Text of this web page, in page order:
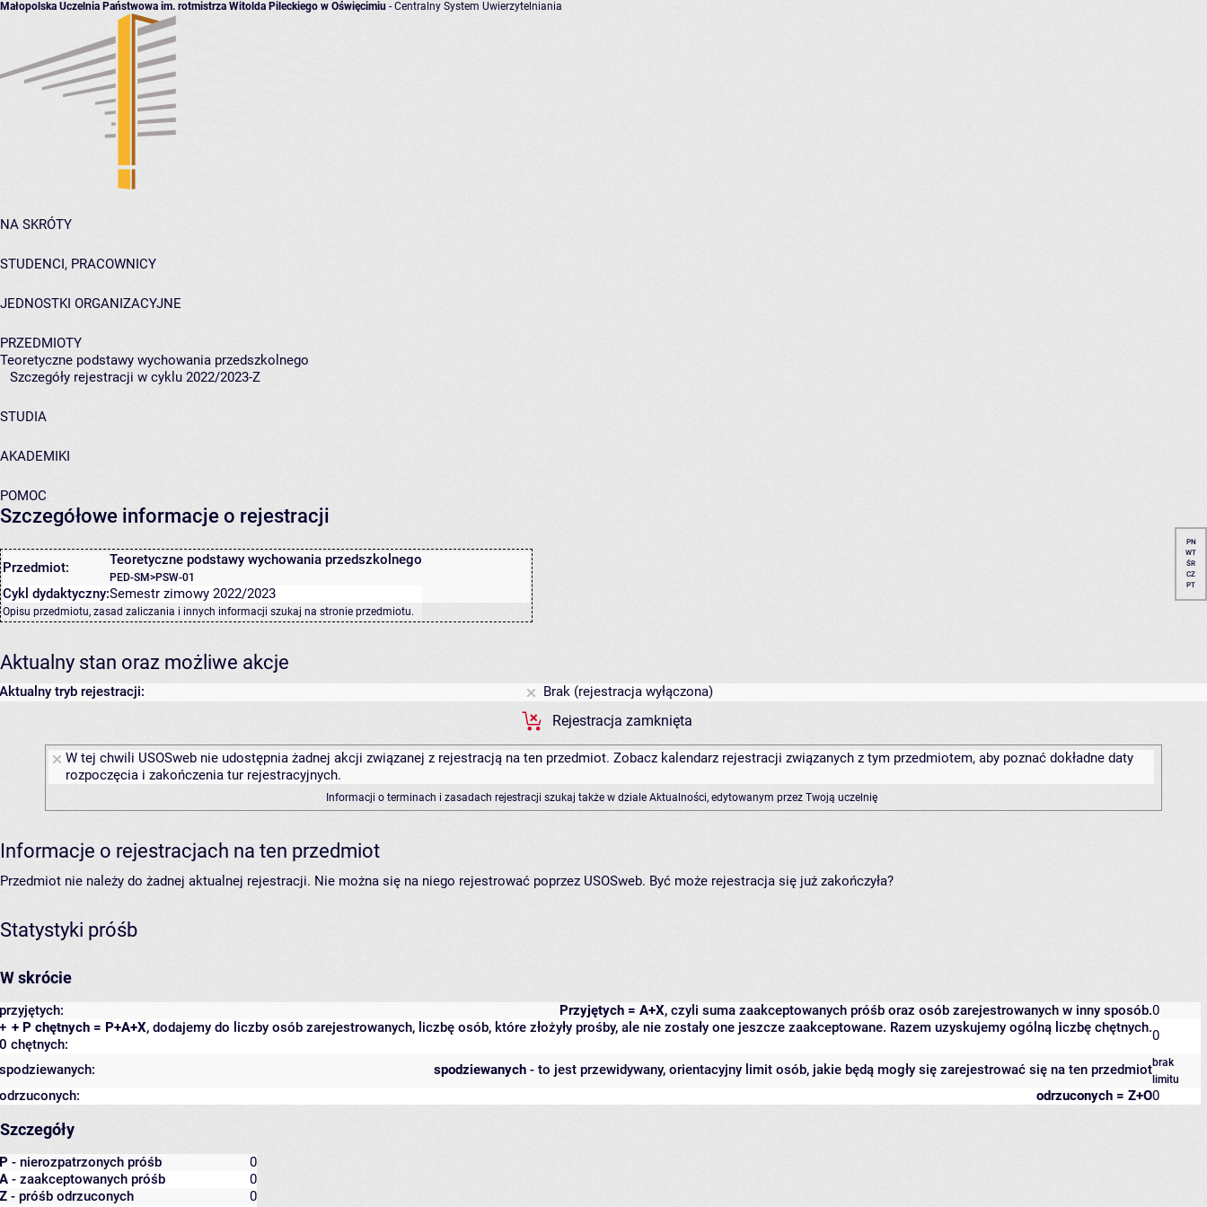
Małopolska Uczelnia Państwowa im. rotmistrza Witolda Pileckiego w Oświęcimiu - Centralny System Uwierzytelniania
NA SKRÓTY
STUDENCI, PRACOWNICY
JEDNOSTKI ORGANIZACYJNE
PRZEDMIOTY
Teoretyczne podstawy wychowania przedszkolnego
Szczegóły rejestracji w cyklu 2022/2023-Z
STUDIA
AKADEMIKI
POMOC
Szczegółowe informacje o rejestracji
Przedmiot: Teoretyczne podstawy wychowania przedszkolnego
PED-SM>PSW-01
Cykl dydaktyczny:Semestr zimowy 2022/2023
Opisu przedmiotu, zasad zaliczania i innych informacji szukaj na stronie przedmiotu.
PN
WT
ŚR
CZ
PT
Aktualny stan oraz możliwe akcje
Aktualny tryb rejestracji:
Brak (rejestracja wyłączona)
Rejestracja zamknięta
W tej chwili USOSweb nie udostępnia żadnej akcji związanej z rejestracją na ten przedmiot. Zobacz kalendarz rejestracji związanych z tym przedmiotem, aby poznać dokładne daty
rozpoczęcia i zakończenia tur rejestracyjnych.
Informacji o terminach i zasadach rejestracji szukaj także w dziale Aktualności, edytowanym przez Twoją uczelnię
Informacje o rejestracjach na ten przedmiot
Przedmiot nie należy do żadnej aktualnej rejestracji. Nie można się na niego rejestrować poprzez USOSweb. Być może rejestracja się już zakończyła?
Statystyki próśb
W skrócie
Przyjętych = A+X, czyli suma zaakceptowanych próśb oraz osób zarejestrowanych w inny sposób.
przyjętych:
0
+ P chętnych = P+A+X, dodajemy do liczby osób zarejestrowanych, liczbę osób, które złożyły prośby, ale nie zostały one jeszcze zaakceptowane. Razem uzyskujemy ogólną liczbę chętnych.
+
0 chętnych:
0
spodziewanych - to jest przewidywany, orientacyjny limit osób, jakie będą mogły się zarejestrować się na ten przedmiot
spodziewanych:
brak
limitu
odrzuconych = Z+O
odrzuconych: 0
Szczegóły
P - nierozpatrzonych próśb
0
A - zaakceptowanych próśb
0
Z - próśb odrzuconych
0